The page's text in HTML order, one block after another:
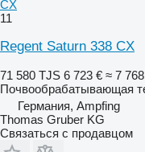
CX
11
Regent Saturn 338 CX
71 580 TJS 6 723 € ≈ 7
Почвообрабатывающая
Германия, Ampfing
Thomas Gruber KG
Связаться с продавцом